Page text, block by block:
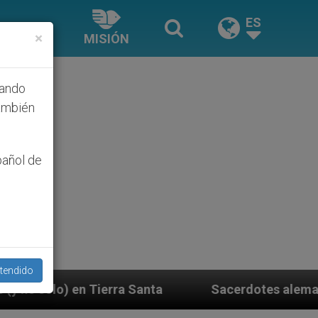
MISIÓN
ES
Sacerdotes alemanes fieles al Papa
×
de